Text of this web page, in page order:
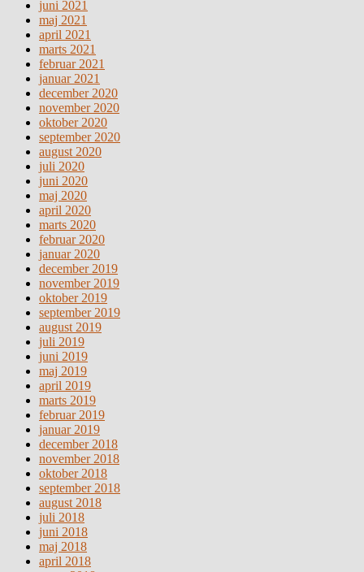
juni 2021
maj 2021
april 2021
marts 2021
februar 2021
januar 2021
december 2020
november 2020
oktober 2020
september 2020
august 2020
juli 2020
juni 2020
maj 2020
april 2020
marts 2020
februar 2020
januar 2020
december 2019
november 2019
oktober 2019
september 2019
august 2019
juli 2019
juni 2019
maj 2019
april 2019
marts 2019
februar 2019
januar 2019
december 2018
november 2018
oktober 2018
september 2018
august 2018
juli 2018
juni 2018
maj 2018
april 2018